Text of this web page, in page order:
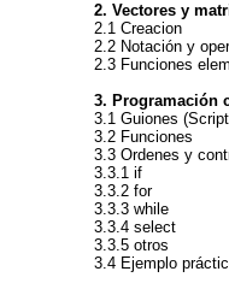
2. Vectores y
2.1 Creacion
2.2 Notación y
2.3 Funciones
3. Programación
3.1 Guiones
3.2 Funciones
3.3 Ordenes y
3.3.1 if
3.3.2 for
3.3.3 while
3.3.4 select
3.3.5 otros
3.4 Ejemplo